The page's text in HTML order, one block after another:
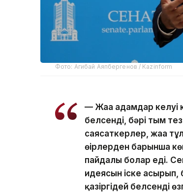
Фото: Агибай Аяпбергенов / Kazinform
— Жаңа адамдар келуі
белсенді, бәрі тым
саясаткерлер, жаңа
өңірлерден барынша
пайдалы болар еді.
идеясын іске асырып,
қазіргідей белсенді